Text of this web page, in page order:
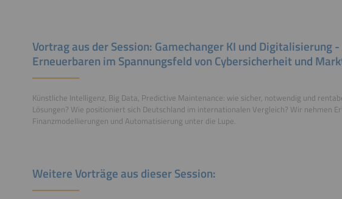
Vortrag aus der Session: Gamechanger KI und Digitalisierung
Erneuerbaren im Spannungsfeld von Cybersicherheit und
Künstliche Intelligenz, Big Data, Predictive Maintenance: wie sicher, notwendig und
Lösungen? Wie positioniert sich Deutschland im internationalen Vergleich? Wir nehmen
Finanzmodellierungen und Automatisierung unter die Lupe.
Weitere Vorträge aus dieser Session: